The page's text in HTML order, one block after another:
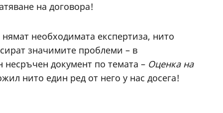
на договора!
необходимата експертиза, нито
значимите проблеми – в
документ по темата – Оценка на
нито един ред от него у нас досега!